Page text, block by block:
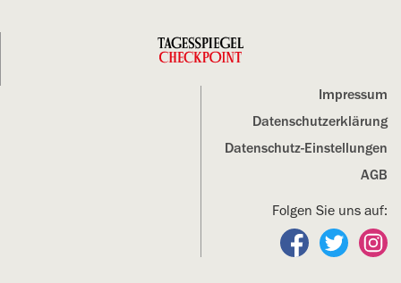
Impressum
Datenschutz­erklärung
Datenschutz-Einstellungen
AGB
Folgen Sie uns auf:
Folgen Sie